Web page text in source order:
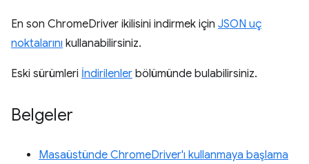
En son ChromeDriver ikilisini indirmek için JSON uç
noktalarını kullanabilirsiniz.
Eski sürümleri İndirilenler bölümünde bulabilirsiniz.
Belgeler
Masaüstünde ChromeDriver'ı kullanmaya başlama